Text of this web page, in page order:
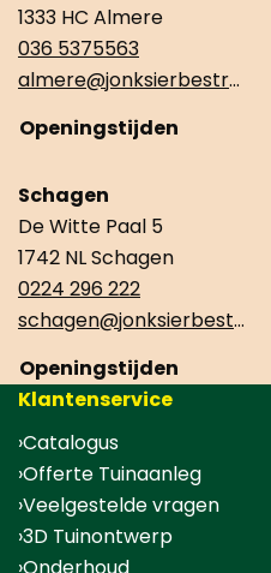
1333 HC Almere
036 5375563
almere@jonksierbestrating.nl
Openingstijden
Schagen
De Witte Paal 5
1742 NL Schagen
0224 296 222
schagen@jonksierbestrating.nl
Openingstijden
Klantenservice
Catalogus
Offerte Tuinaanleg
Veelgestelde vragen
3D Tuinontwerp